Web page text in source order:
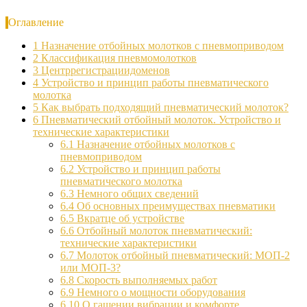
Оглавление
1 Назначение отбойных молотков с пневмоприводом
2 Классификация пневмомолотков
3 Центррегистрациидоменов
4 Устройство и принцип работы пневматического
молотка
5 Как выбрать подходящий пневматический молоток?
6 Пневматический отбойный молоток. Устройство и
технические характеристики
6.1 Назначение отбойных молотков с
пневмоприводом
6.2 Устройство и принцип работы
пневматического молотка
6.3 Немного общих сведений
6.4 Об основных преимуществах пневматики
6.5 Вкратце об устройстве
6.6 Отбойный молоток пневматический:
технические характеристики
6.7 Молоток отбойный пневматический: МОП-2
или МОП-3?
6.8 Скорость выполняемых работ
6.9 Немного о мощности оборудования
6.10 О гашении вибрации и комфорте